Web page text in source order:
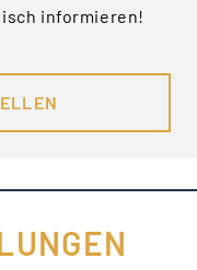
informieren!